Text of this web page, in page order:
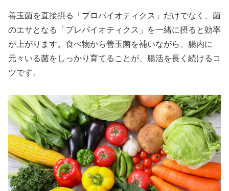
善玉菌を直接摂る「プロバイオティクス」だけでなく、菌
のエサとなる「プレバイオティクス」を一緒に摂ると効率
が上がります。食べ物から善玉菌を補いながら、腸内に
元々いる菌をしっかり育てることが、腸活を長く続けるコ
ツです。